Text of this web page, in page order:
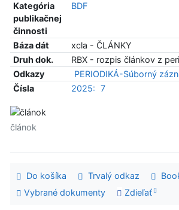
Kategória
publikačnej
činnosti
BDF
Báza dát
xcla - ČLÁNKY
Druh dok.
RBX - rozpis článkov z
Odkazy
PERIODIKÁ-Súborný
Čísla
2025: 7
článok
Do košíka Trvalý odkaz
Vybrané dokumenty
Zdieľať